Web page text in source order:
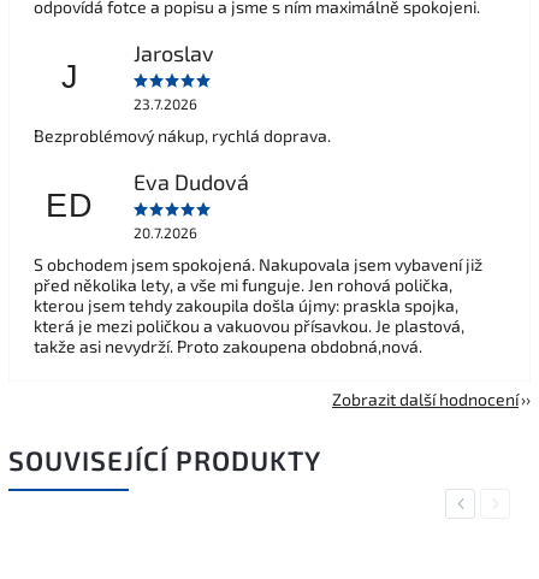
odpovídá fotce a popisu a jsme s ním maximálně spokojeni.
J
Jaroslav
23.7.2026
Bezproblémový nákup, rychlá doprava.
ED
Eva Dudová
20.7.2026
S obchodem jsem spokojená. Nakupovala jsem vybavení již
před několika lety, a vše mi funguje. Jen rohová polička,
kterou jsem tehdy zakoupila došla újmy: praskla spojka,
která je mezi poličkou a vakuovou přísavkou. Je plastová,
takže asi nevydrží. Proto zakoupena obdobná,nová.
Zobrazit další hodnocení
SOUVISEJÍCÍ PRODUKTY
PreviousNext